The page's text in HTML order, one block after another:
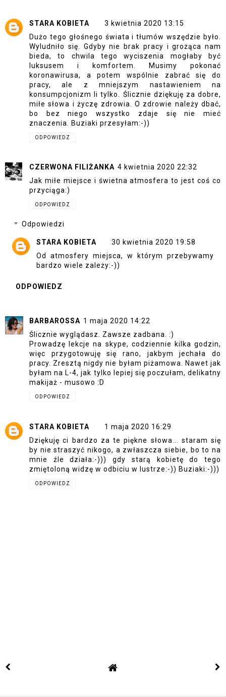
STARA KOBIETA
3 kwietnia 2020 13:15
Dużo tego głośnego świata i tłumów wszędzie było.
Wyludniło się. Gdyby nie brak pracy i grożąca nam
bieda, to chwila tego wyciszenia mogłaby być
luksusem i komfortem. Musimy pokonać
koronawirusa, a potem wspólnie zabrać się do
pracy, ale z mniejszym nastawieniem na
konsumpcjonizm li tylko. Ślicznie dziękuję za dobre,
miłe słowa i życzę zdrowia. O zdrowie należy dbać,
bo bez niego wszystko zdaje się nie mieć
znaczenia. Buziaki przesyłam:-))
ODPOWIEDZ
CZERWONA FILIŻANKA 4 kwietnia 2020 22:32
Jak miłe miejsce i świetna atmosfera to jest coś co
przyciąga:)
ODPOWIEDZ
Odpowiedzi
STARA KOBIETA
30 kwietnia 2020 19:58
Od atmosfery miejsca, w którym przebywamy
bardzo wiele zależy:-))
ODPOWIEDZ
BARBAROSSA 1 maja 2020 14:22
Ślicznie wyglądasz. Zawsze zadbana. :)
Prowadzę lekcje na skype, codziennie kilka godzin,
więc przygotowuję się rano, jakbym jechała do
pracy. Zresztą nigdy nie byłam piżamowa. Nawet jak
byłam na L-4, jak tylko lepiej się poczułam, delikatny
makijaż - musowo :D
ODPOWIEDZ
STARA KOBIETA
1 maja 2020 16:29
Dziękuję ci bardzo za te piękne słowa... staram się
by nie straszyć nikogo, a zwłaszcza siebie, bo to na
mnie źle działa:-))) gdy starą kobietę do tego
zmiętoloną widzę w odbiciu w lustrze:-)) Buziaki:-)))
ODPOWIEDZ